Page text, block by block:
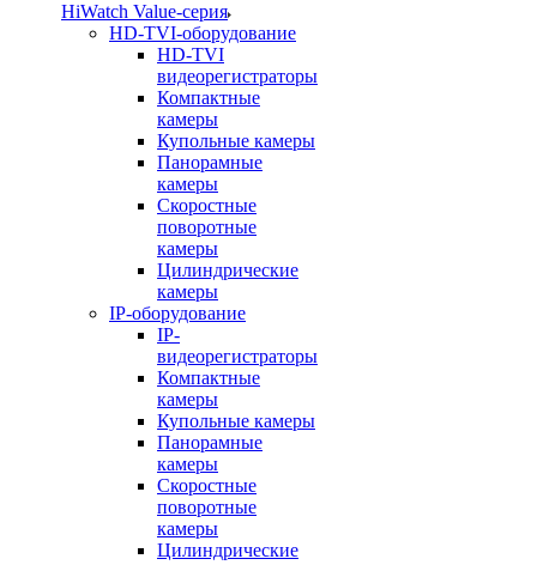
HiWatch Value-серия
HD-TVI-оборудование
HD-TVI
видеорегистраторы
Компактные
камеры
Купольные камеры
Панорамные
камеры
Скоростные
поворотные
камеры
Цилиндрические
камеры
IP-оборудование
IP-
видеорегистраторы
Компактные
камеры
Купольные камеры
Панорамные
камеры
Скоростные
поворотные
камеры
Цилиндрические